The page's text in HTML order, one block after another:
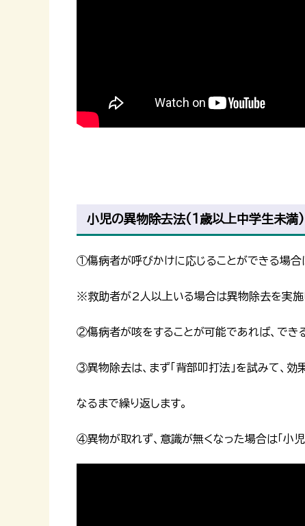
小児の異物除去法(1歳以上中学生未満)
①傷病者が呼びかけに応じることができる場合
※救助者が2人以上いる場合は異物除去を実施
②傷病者が咳をすることが可能であれば、でき
③異物除去は、まず「背部叩打法」を試みて、効
なるまで繰り返します。
④異物が取れず、意識が無くなった場合は「小児